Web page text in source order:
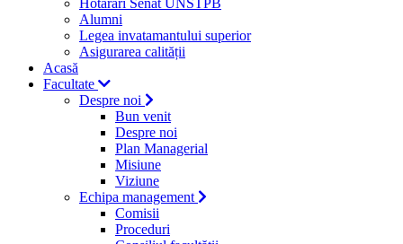
Hotarari Senat UNSTPB
Alumni
Legea invatamantului superior
Asigurarea calității
Acasă
Facultate
Despre noi
Bun venit
Despre noi
Plan Managerial
Misiune
Viziune
Echipa management
Comisii
Proceduri